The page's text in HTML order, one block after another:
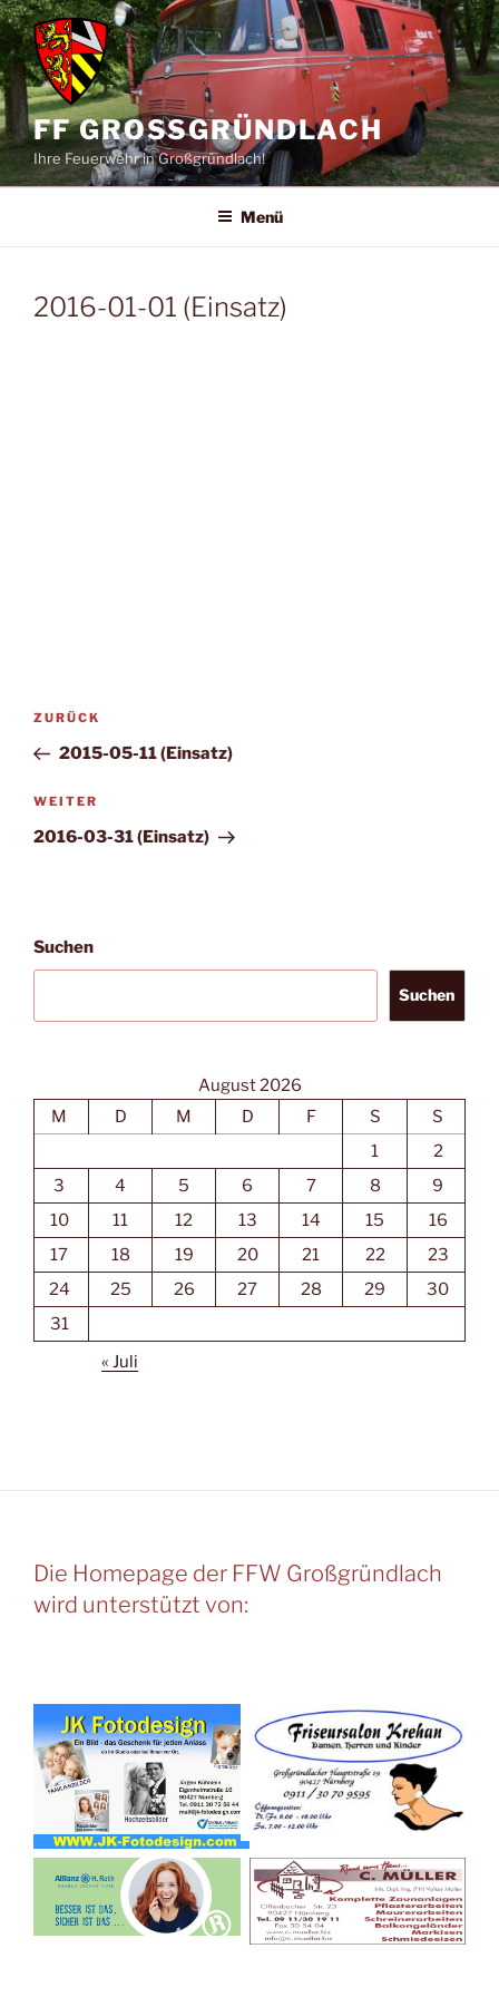
Zum
Inhalt
springen
FF GROSSGRÜNDLACH
Ihre Feuerwehr in Großgründlach!
Menü
2016-01-01 (Einsatz)
Beitragsnavigation
Vorheriger
Beitrag
ZURÜCK
2015-05-11 (Einsatz)
Nächster
Beitrag
WEITER
2016-03-31 (Einsatz)
Suchen
Suchen
August 2026
M
D M D F S
S
1
2
3
4 5 6 7 8
9
10
11 12 13 14 15
16
17
18 19 20 21 22
23
24
25 26 27 28 29
30
31
« Juli
Die Homepage der FFW Großgründlach
wird unterstützt von: